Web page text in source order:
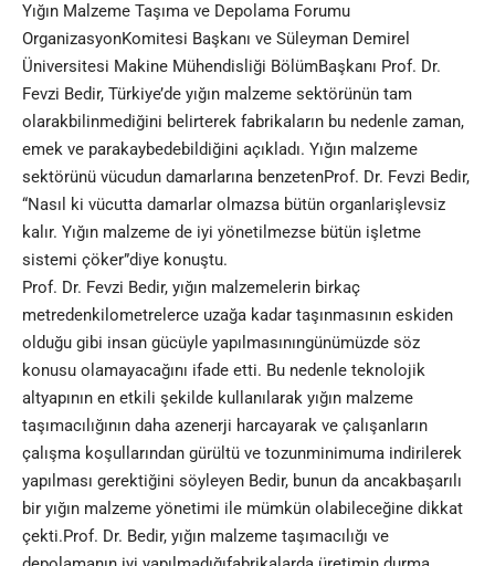
Yığın Malzeme Taşıma ve Depolama Forumu
OrganizasyonKomitesi Başkanı ve Süleyman Demirel
Üniversitesi Makine Mühendisliği BölümBaşkanı Prof. Dr.
Fevzi Bedir, Türkiye’de yığın malzeme sektörünün tam
olarakbilinmediğini belirterek fabrikaların bu nedenle zaman,
emek ve parakaybedebildiğini açıkladı. Yığın malzeme
sektörünü vücudun damarlarına benzetenProf. Dr. Fevzi Bedir,
“Nasıl ki vücutta damarlar olmazsa bütün organlarişlevsiz
kalır. Yığın malzeme de iyi yönetilmezse bütün işletme
sistemi çöker”diye konuştu.
Prof. Dr. Fevzi Bedir, yığın malzemelerin birkaç
metredenkilometrelerce uzağa kadar taşınmasının eskiden
olduğu gibi insan gücüyle yapılmasınıngünümüzde söz
konusu olamayacağını ifade etti. Bu nedenle teknolojik
altyapının en etkili şekilde kullanılarak yığın malzeme
taşımacılığının daha azenerji harcayarak ve çalışanların
çalışma koşullarından gürültü ve tozunminimuma indirilerek
yapılması gerektiğini söyleyen Bedir, bunun da ancakbaşarılı
bir yığın malzeme yönetimi ile mümkün olabileceğine dikkat
çekti.Prof. Dr. Bedir, yığın malzeme taşımacılığı ve